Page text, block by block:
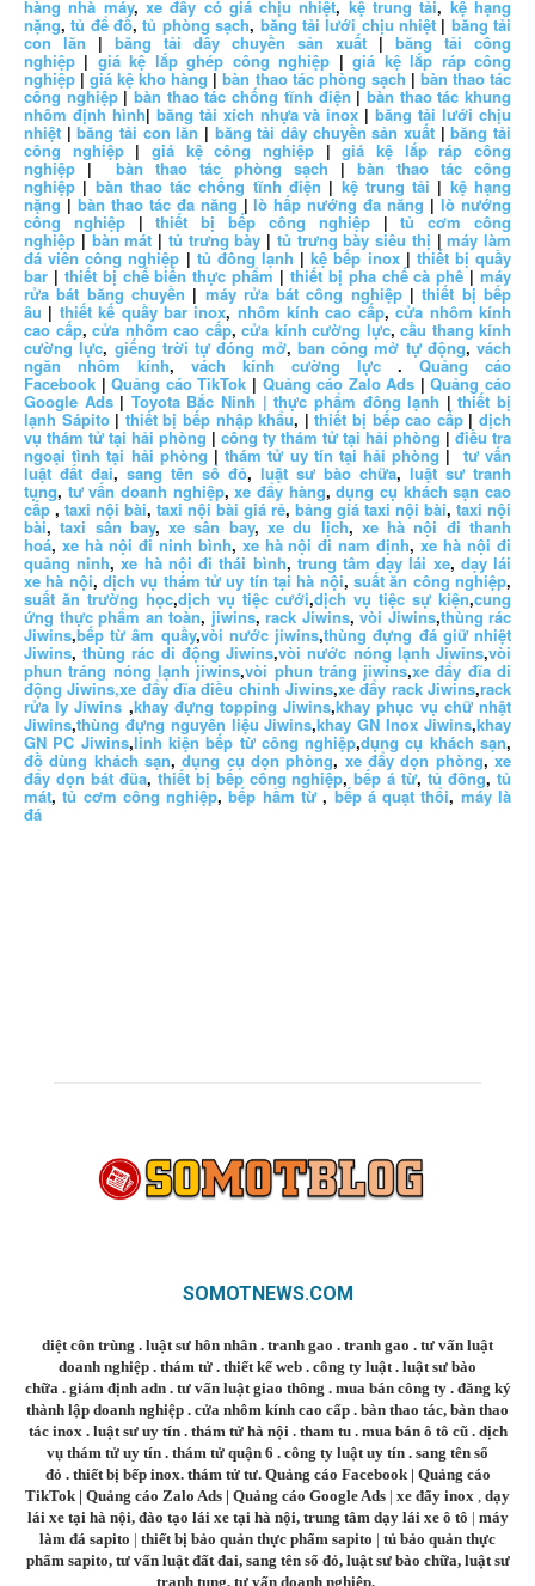
hàng nhà máy, xe đẩy có giá chịu nhiệt, kệ trung tải, kệ hạng
nặng,tủ để đồ,tủ phòng sạch, băng tải lưới chịu nhiệt| băng tải
con lăn | băng tải dây chuyền sản xuất | băng tải công
nghiệp | giá kệ lắp ghép công nghiệp |giá kệ lắp ráp công
nghiệp |giá kệ kho hàng |bàn thao tác phòng sạch | bàn thao tác
công nghiệp|bàn thao tác chống tĩnh điện |bàn thao tác khung
nhôm định hình| băng tải xích nhựa và inox|băng tải lưới chịu
nhiệt |băng tải con lăn | băng tải dây chuyền sản xuất |băng tải
công nghiệp|giá kệ công nghiệp |giá kệ lắp ráp công
nghiệp |bàn thao tác phòng sạch| bàn thao tác công
nghiệp | bàn thao tác chống tĩnh điện | kệ trung tải | kệ hạng
nặng| bàn thao tác đa năng|lò hấp nướng đa năng |lò nướng
công nghiệp|thiết bị bếp công nghiệp|tủ cơm công
nghiệp |bàn mát | tủ trưng bày | tủ trưng bày siêu thị |máy làm
đá viên công nghiệp | tủ đông lạnh |kệ bếp inox| thiết bị quầy
bar | thiết bị chế biến thực phẩm | thiết bị pha chế cà phê| máy
rửa bát băng chuyền | máy rửa bát công nghiệp|thiết bị bếp
âu | thiết kế quầy bar inox, nhôm kính cao cấp,cửa nhôm kính
cao cấp, cửa nhôm cao cấp, cửa kính cường lực, cầu thang kính
cường lực, giếng trời tự đóng mở, ban công mở tự động, vách
ngăn nhôm kính, vách kính cường lực .Quảng cáo
Facebook |Quảng cáo TikTok | Quảng cáo Zalo Ads |Quảng cáo
Google Ads| Toyota Bắc Ninh | thực phẩm đông lạnh |thiết bị
lạnh Sápito |thiết bị bếp nhập khẩu, |thiết bị bếp cao cấp|dịch
vụ thám tử tại hải phòng | công ty thám tử tại hải phòng |điều tra
ngoại tình tại hải phòng |thám tử uy tín tại hải phòng | tư vấn
luật đất đai, sang tên sổ đỏ, luật sư bào chữa, luật sư tranh
tụng, tư vấn doanh nghiệp,xe đẩy hàng,dụng cụ khách sạn cao
cấp, taxi nội bài, taxi nội bài giá rẻ, bảng giá taxi nội bài, taxi nội
bài,taxi sân bay,xe sân bay,xe du lịch, xe hà nội đi thanh
hoá, xe hà nội đi ninh bình, xe hà nội đi nam định,xe hà nội đi
quảng ninh,xe hà nội đi thái bình, trung tâm dạy lái xe, dạy lái
xe hà nội,dịch vụ thám tử uy tín tại hà nội,suất ăn công nghiệp,
suất ăn trường học,dịch vụ tiệc cưới,dịch vụ tiệc sự kiện,cung
ứng thực phẩm an toàn, jiwins, rack Jiwins, vòi Jiwins,thùng rác
Jiwins,bếp từ âm quầy,vòi nước jiwins,thùng đựng đá giữ nhiệt
Jiwins,thùng rác di động Jiwins,vòi nước nóng lạnh Jiwins,vòi
phun tráng nóng lạnh jiwins,vòi phun tráng jiwins,xe đẩy đĩa di
động Jiwins,xe đẩy đĩa điều chỉnh Jiwins,xe đẩy rack Jiwins,rack
rửa ly Jiwins ,khay đựng topping Jiwins,khay phục vụ chữ nhật
Jiwins,thùng đựng nguyên liệu Jiwins,khay GN Inox Jiwins,khay
GN PC Jiwins,linh kiện bếp từ công nghiệp,dụng cụ khách sạn,
đồ dùng khách sạn,dụng cụ dọn phòng,xe đẩy dọn phòng,xe
đẩy dọn bát đũa,thiết bị bếp công nghiệp,bếp á từ,tủ đông,tủ
mát,tủ cơm công nghiệp,bếp hầm từ ,bếp á quạt thổi, máy là
đá
SOMOTNEWS.COM
diệt côn trùng . luật sư hôn nhân . tranh gao . tranh gao . tư vấn luật
doanh nghiệp . thám tử . thiết kế web . công ty luật. luật sư bào
chữa. giám định adn. tư vấn luật giao thông . mua bán công ty. đăng ký
thành lập doanh nghiệp . cửa nhôm kính cao cấp . bàn thao tác, bàn thao
tác inox. luật sư uy tín. thám tử hà nội. tham tu. mua bán ô tô cũ. dịch
vụ thám tử uy tín . thám tử quận 6 . công ty luật uy tín . sang tên sổ
đỏ . thiết bị bếp inox. thám tử tư. Quảng cáo Facebook| Quảng cáo
TikTok | Quảng cáo Zalo Ads | Quảng cáo Google Ads | xe đẩy inox , dạy
lái xe tại hà nội, đào tạo lái xe tại hà nội, trung tâm dạy lái xe ô tô | máy
làm đá sapito | thiết bị bảo quản thực phẩm sapito | tủ bảo quản thực
phẩm sapito, tư vấn luật đất đai, sang tên sổ đỏ, luật sư bào chữa, luật sư
tranh tụng, tư vấn doanh nghiệp,